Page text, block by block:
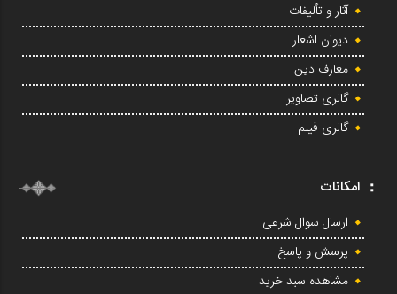
آثار و تألیفات
دیوان اشعار
معارف دین
گالری تصاویر
گالری فیلم
امکانات
ارسال سوال شرعی
پرسش و پاسخ
مشاهده سبد خرید